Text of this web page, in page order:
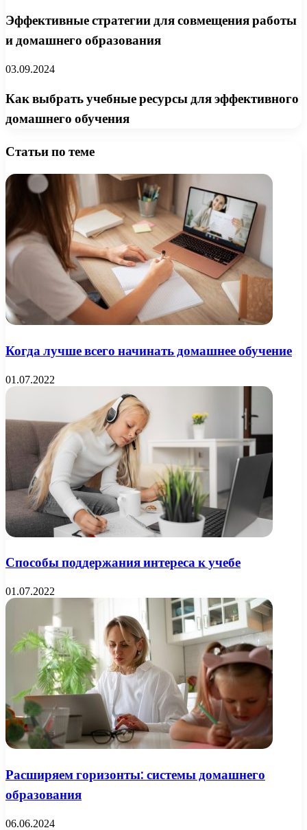
Эффективные стратегии для совмещения работы
и домашнего образования
03.09.2024
Как выбрать учебные ресурсы для эффективного
домашнего обучения
Статьи по теме
Когда лучше всего начинать домашнее обучение
01.07.2022
Способы поддержания интереса к учебе
01.07.2022
Расширяем горизонты: системы домашнего
образования
06.06.2024